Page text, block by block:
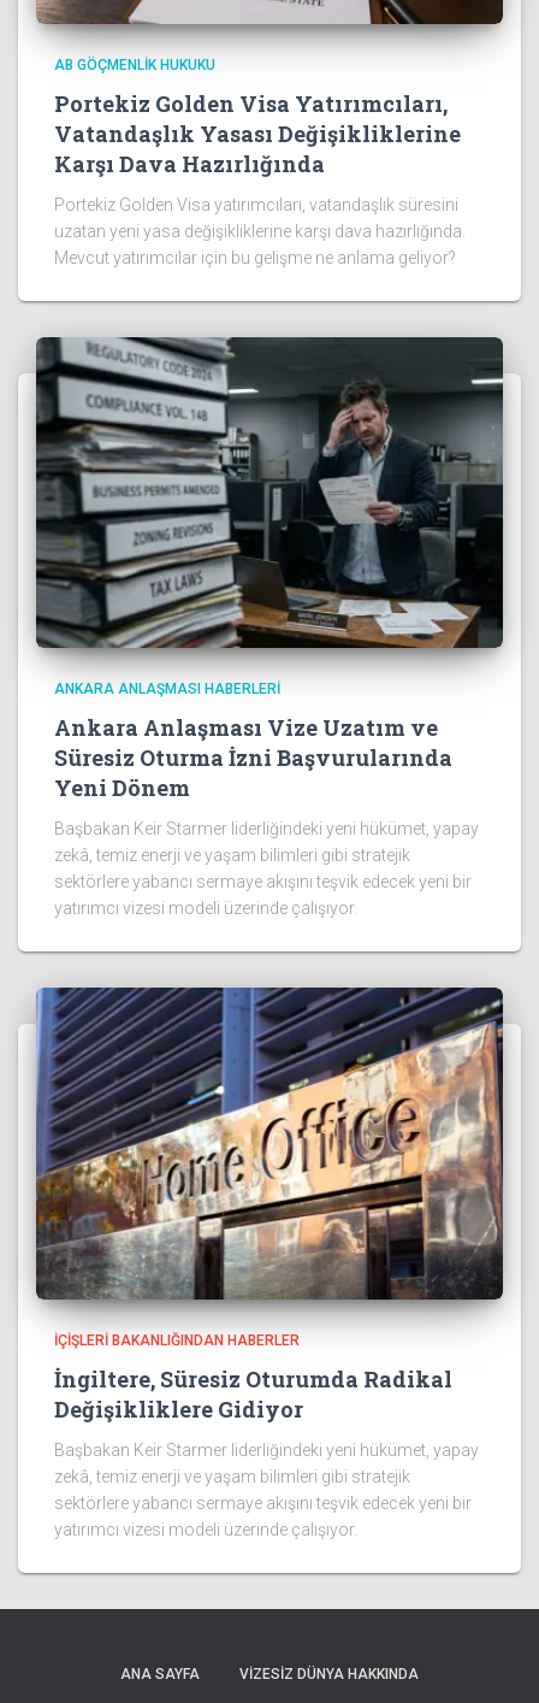
AB GÖÇMENLIK HUKUKU
Portekiz Golden Visa Yatırımcıları,
Vatandaşlık Yasası Değişikliklerine
Karşı Dava Hazırlığında
Portekiz Golden Visa yatırımcıları, vatandaşlık süresini
uzatan yeni yasa değişikliklerine karşı dava hazırlığında.
Mevcut yatırımcılar için bu gelişme ne anlama geliyor?
ANKARA ANLAŞMASI HABERLERI
Ankara Anlaşması Vize Uzatım ve
Süresiz Oturma İzni Başvurularında
Yeni Dönem
Başbakan Keir Starmer liderliğindeki yeni hükümet, yapay
zekâ, temiz enerji ve yaşam bilimleri gibi stratejik
sektörlere yabancı sermaye akışını teşvik edecek yeni bir
yatırımcı vizesi modeli üzerinde çalışıyor.
İÇIŞLERI BAKANLIĞINDAN HABERLER
İngiltere, Süresiz Oturumda Radikal
Değişikliklere Gidiyor
Başbakan Keir Starmer liderliğindeki yeni hükümet, yapay
zekâ, temiz enerji ve yaşam bilimleri gibi stratejik
sektörlere yabancı sermaye akışını teşvik edecek yeni bir
yatırımcı vizesi modeli üzerinde çalışıyor.
ANA SAYFA VIZESIZ DÜNYA HAKKINDA